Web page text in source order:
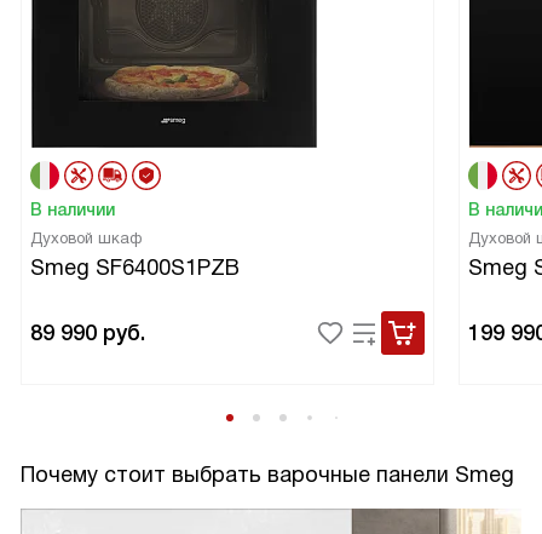
В наличии
Духовой шкаф
Smeg SF6400S1PZB
89 990 руб.
В
Духовой
Smeg
199
Почему стоит выбрать варочные панели Smeg